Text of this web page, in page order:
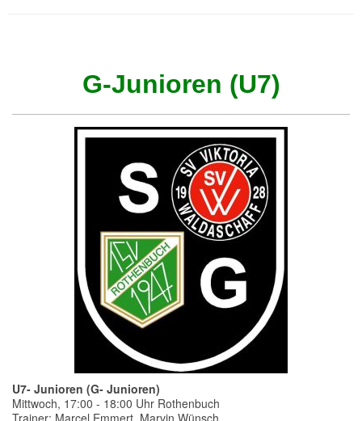
G-Junioren (U7)
U7- Junioren (G- Junioren)
Mittwoch, 17:00 - 18:00 Uhr Rothenbuch
Trainer: Marcel Emmert, Marvin Wünsch